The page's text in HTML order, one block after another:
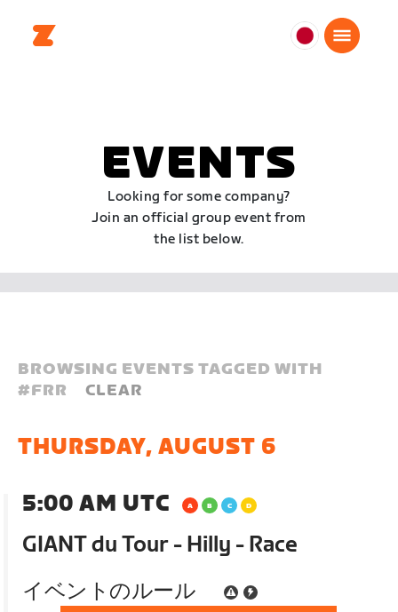
日
EVENTS
Looking for some company?
Join an official group event from
the list below.
BROWSING EVENTS TAGGED WITH
#FRR CLEAR
THURSDAY, AUGUST 6
5:00 AM UTC
GIANT du Tour - Hilly - Race
イベントのルール